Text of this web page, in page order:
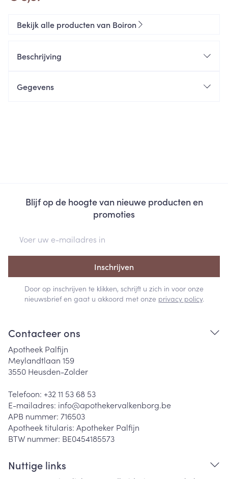
Bekijk alle producten van Boiron
Beschrijving
Gegevens
Blijf op de hoogte van nieuwe producten en
promoties
Inschrijven
Door op inschrijven te klikken, schrijft u zich in voor onze
nieuwsbrief en gaat u akkoord met onze privacy policy.
Contacteer ons
Apotheek Palfijn
Meylandtlaan 159
3550 Heusden-Zolder
Telefoon: +32 11 53 68 53
E-mailadres: info@apothekervalkenborg.be
APB nummer: 716503
Apotheek titularis: Apotheker Palfijn
BTW nummer: BE0454185573
Nuttige links